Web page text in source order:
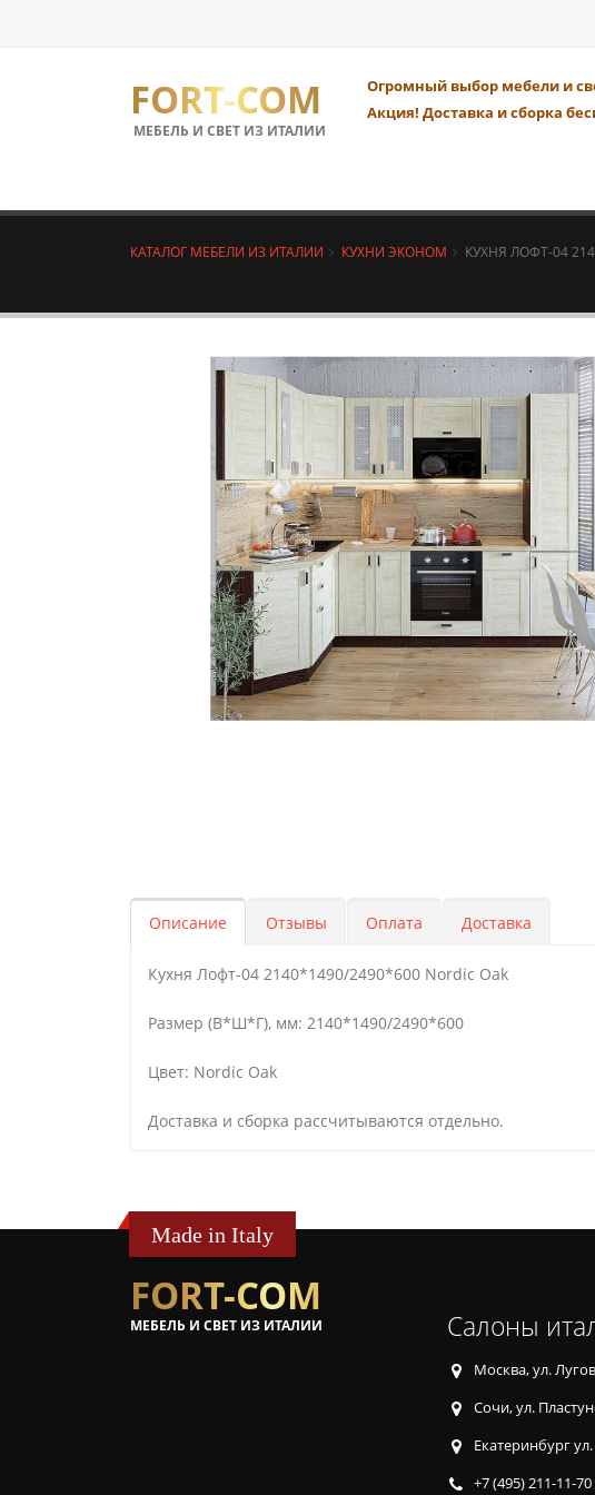
FORT-COM
МЕБЕЛЬ И СВЕТ ИЗ ИТАЛИИ
Огромный выбор мебели и
Акция! Доставка и сборка
КАТАЛОГ МЕБЕЛИ ИЗ ИТАЛИИ КУХНИ ЭКОНОМ КУХНЯ ЛОФТ-04
Описание Отзывы Оплата Доставка
Кухня Лофт-04 2140*1490/2490*600 Nordic Oak
Размер (В*Ш*Г), мм: 2140*1490/2490*600
Цвет: Nordic Oak
Доставка и сборка рассчитываются отдельно.
Made in Italy
FORT-COM
МЕБЕЛЬ И СВЕТ ИЗ ИТАЛИИ Салоны
Москва, ул.
Сочи, ул.
Екатеринбург
+7 (495) 211-11-70